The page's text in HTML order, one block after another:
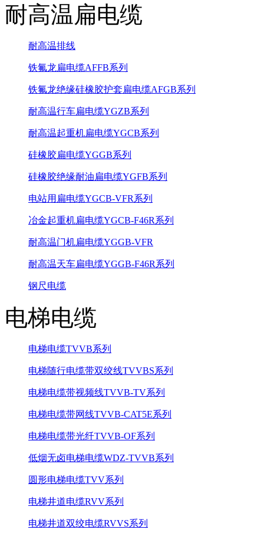
耐高温扁电缆
耐高温排线
铁氟龙扁电缆AFFB系列
铁氟龙绝缘硅橡胶护套扁电缆AFGB系列
耐高温行车扁电缆YGZB系列
耐高温起重机扁电缆YGCB系列
硅橡胶扁电缆YGGB系列
硅橡胶绝缘耐油扁电缆YGFB系列
电站用扁电缆YGCB-VFR系列
冶金起重机扁电缆YGCB-F46R系列
耐高温门机扁电缆YGGB-VFR
耐高温天车扁电缆YGGB-F46R系列
钢尺电缆
电梯电缆
电梯电缆TVVB系列
电梯随行电缆带双绞线TVVBS系列
电梯电缆带视频线TVVB-TV系列
电梯电缆带网线TVVB-CAT5E系列
电梯电缆带光纤TVVB-OF系列
低烟无卤电梯电缆WDZ-TVVB系列
圆形电梯电缆TVV系列
电梯井道电缆RVV系列
电梯井道双绞电缆RVVS系列